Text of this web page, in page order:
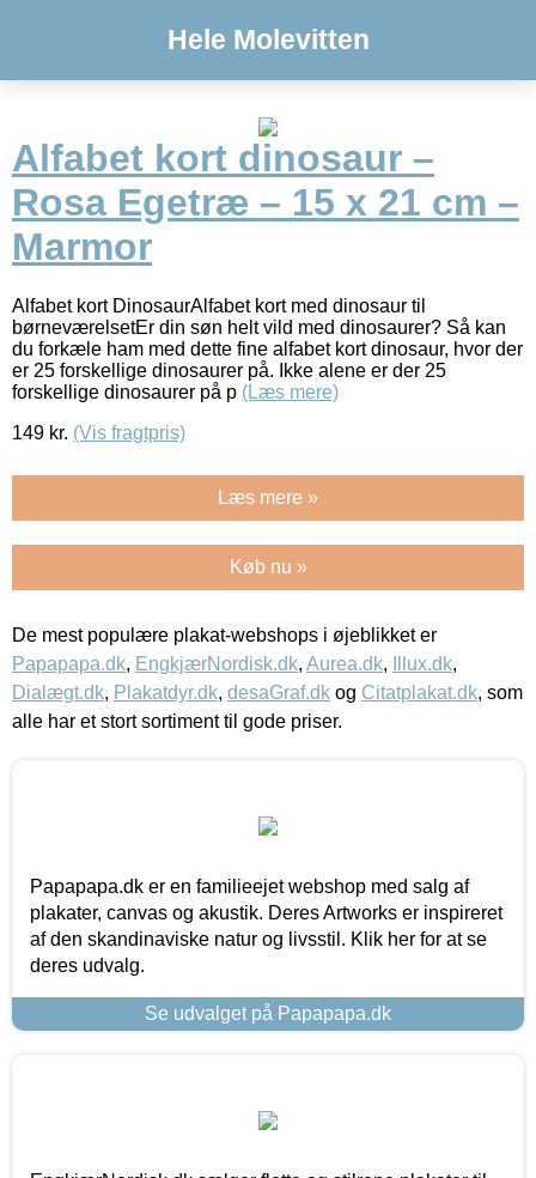
Hele Molevitten
Alfabet kort dinosaur –
Rosa Egetræ – 15 x 21 cm –
Marmor
Alfabet kort DinosaurAlfabet kort med dinosaur til
børneværelsetEr din søn helt vild med dinosaurer? Så kan
du forkæle ham med dette fine alfabet kort dinosaur, hvor der
er 25 forskellige dinosaurer på. Ikke alene er der 25
forskellige dinosaurer på p (Læs mere)
149 kr. (Vis fragtpris)
Læs mere »
Køb nu »
De mest populære plakat-webshops i øjeblikket er
Papapapa.dk, EngkjærNordisk.dk, Aurea.dk, Illux.dk,
Dialægt.dk, Plakatdyr.dk, desaGraf.dk og Citatplakat.dk, som
alle har et stort sortiment til gode priser.
Papapapa.dk er en familieejet webshop med salg af
plakater, canvas og akustik. Deres Artworks er inspireret
af den skandinaviske natur og livsstil. Klik her for at se
deres udvalg.
Se udvalget på Papapapa.dk